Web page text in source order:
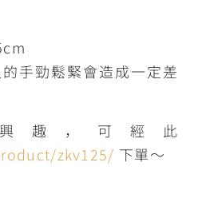
手勁鬆緊會造成一定差
趣，可經此
zkv125/ 下單～